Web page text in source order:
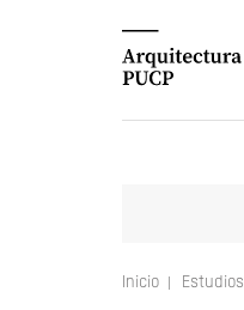
Inicio Estudios